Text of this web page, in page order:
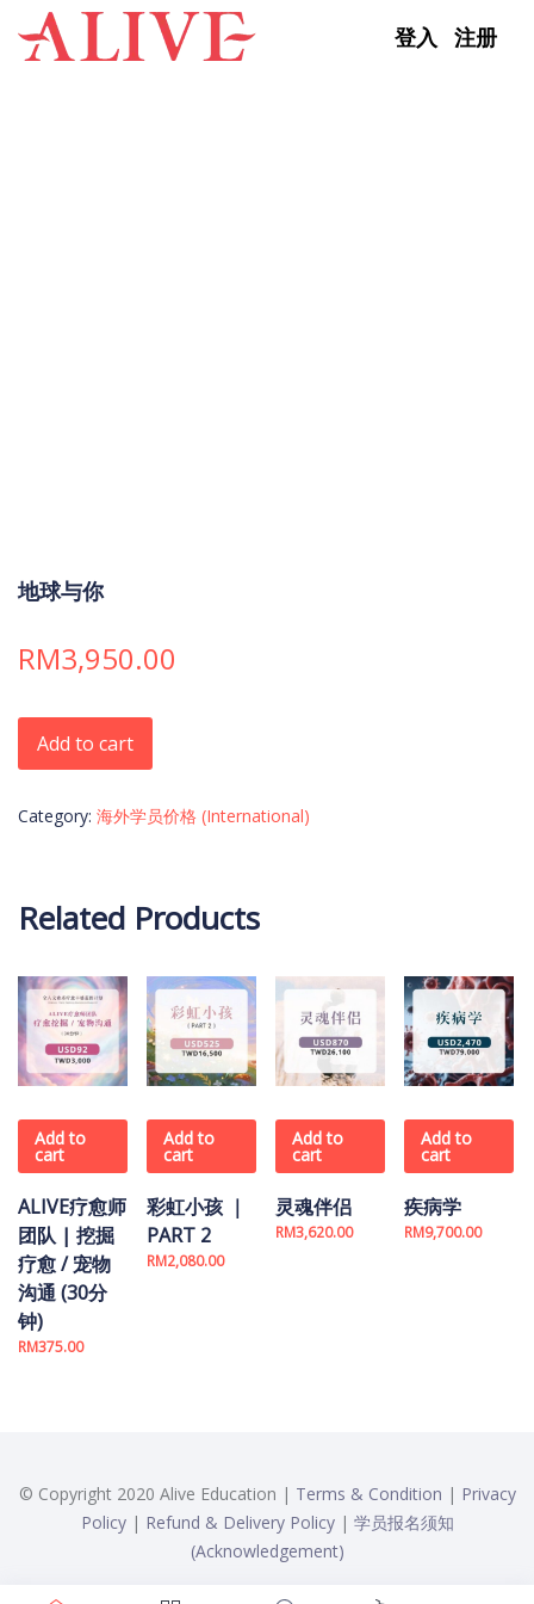
Skip to content
登入 注册
地球与你
RM3,950.00
Add to cart
Category: 海外学员价格 (International)
Related Products
Add to
cart
ALIVE疗愈师
团队 | 挖掘
疗愈 / 宠物
沟通 (30分
钟)
RM375.00
Add to
cart
彩虹小孩 ｜
PART 2
RM2,080.00
Add to
cart
灵魂伴侣
RM3,620.00
Add to
cart
疾病学
RM9,700.00
© Copyright 2020 Alive Education | Terms & Condition | Privacy
Policy| Refund & Delivery Policy| 学员报名须知
(Acknowledgement)